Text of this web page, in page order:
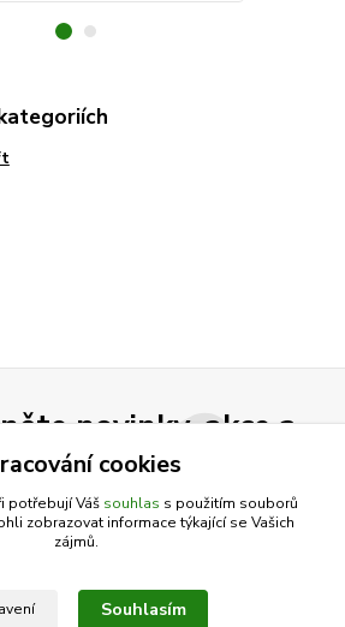
novinky, akce a
slevy!
osobních údajůza účelem rozesílky newsletteru.
odhlásit. Zasíláme jednou za 14 dní.
cookies
potřebují Váš souhlas s použitím souborů
zobrazovat informace týkající se Vašich
zájmů.
Souhlasím